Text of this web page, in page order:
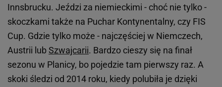
Innsbrucku. Jeździ za niemieckimi - choć nie tylko -
skoczkami także na Puchar Kontynentalny, czy FIS
Cup. Gdzie tylko może - najczęściej w Niemczech,
Austrii lubSzwajcarii. Bardzo cieszy się na finał
sezonu w Planicy, bo pojedzie tam pierwszy raz. A
skoki śledzi od 2014 roku, kiedy polubiła je dzięki